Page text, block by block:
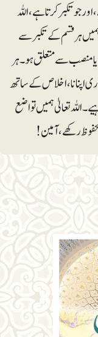
جو تکبر کرتا ہے، اللہ
ہے‘‘ (ابن ماجہ: ۴۱۷۴)۔ ہمیں ہر قسم کے تکبر سے
منصب سے متعلق ہو۔ ہر
اپنانا، اخلاص کے ساتھ
اللہ تعالیٰ ہمیں تواضع
رکھے، آمین!